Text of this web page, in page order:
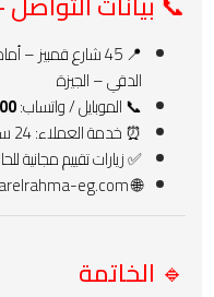
📍 45 شارع قمبيز
الدقي – الجيزة
📞 الموبايل / واتساب:
⏰ خدمة العملاء: 24 ساعة يوميًا
✅ زيارات تقييم مجانية
🌐
eg.com
🔹 الخاتمة